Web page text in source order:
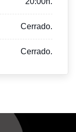
Cerrado.
Cerrado.